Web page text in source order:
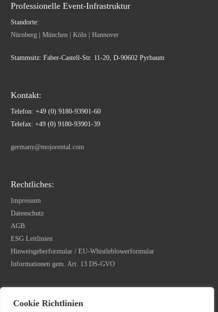
Cookie Richtlinien
Professionelle Event-Infrastruktur
Standorte:
Nürnberg | München | Köln | Hannover
Stammsitz: Faber-Castell-Str. 11-20, D-90602 Pyrbaum
Kontakt:
Telefon: +49 (0) 9180-93901-60
Telefax: +49 (0) 9180-93901-39
germany@mojorental.com
Rechtliches:
Impressum
Datenschutz
AGB
ESG Leitlinien
Hinweisgeberformular / EU-Whistleblowerformular
Informationen gem. Art. 13 DS-GVO
Newsletter Anmeldung